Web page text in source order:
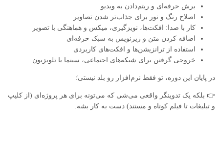
برش حرفه‌ای و ریتم‌دادن به ویدیو
اصلاح رنگ و نور برای جذاب‌تر شدن تصاویر
کار با صدا: افکت‌ها، نویزگیری، میکس و هماهنگی با تصویر
اضافه کردن متن و زیرنویس به سبک حرفه‌ای
استفاده از ترانزیشن‌ها و افکت‌های کاربردی
خروجی گرفتن برای شبکه‌های اجتماعی، سینما یا تلویزیون
در پایان این دوره، تو فقط نرم‌افزار رو بلد نیستی؛
👉 بلکه یک تدوینگر واقعی می‌شی که می‌تونه برای هر پروژه‌ای (از کلیپ
و تبلیغات تا فیلم کوتاه و مستند) دست به کار بشه.